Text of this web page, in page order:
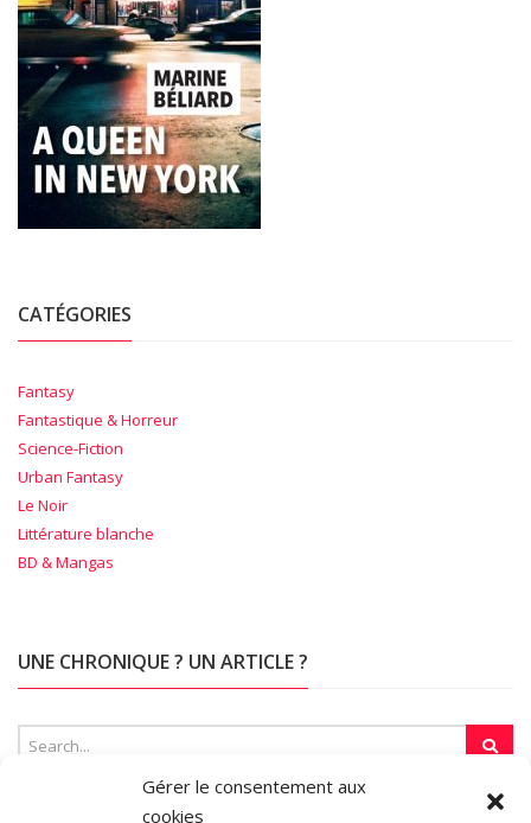
Gérer le consentement aux
cookies
CATÉGORIES
Fantasy
Fantastique & Horreur
Science-Fiction
Urban Fantasy
Le Noir
Littérature blanche
BD & Mangas
UNE CHRONIQUE ? UN ARTICLE ?